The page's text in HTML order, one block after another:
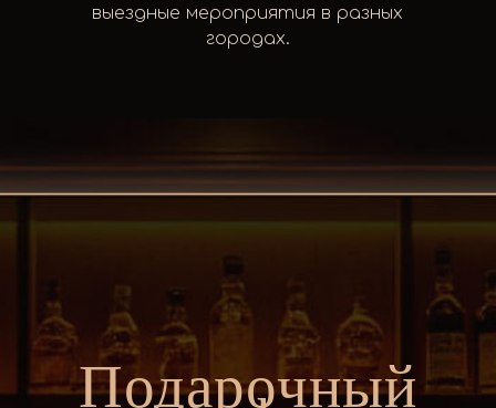
выездные мероприятия в разных
городах.
Подарочный